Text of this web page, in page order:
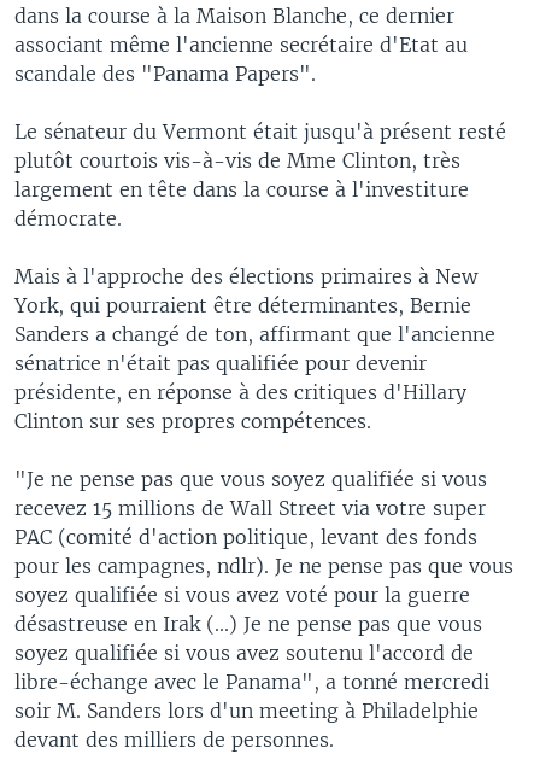
dans la course à la Maison Blanche, ce dernier
associant même l'ancienne secrétaire d'Etat au
scandale des "Panama Papers".
Le sénateur du Vermont était jusqu'à présent resté
plutôt courtois vis-à-vis de Mme Clinton, très
largement en tête dans la course à l'investiture
démocrate.
Mais à l'approche des élections primaires à New
York, qui pourraient être déterminantes, Bernie
Sanders a changé de ton, affirmant que l'ancienne
sénatrice n'était pas qualifiée pour devenir
présidente, en réponse à des critiques d'Hillary
Clinton sur ses propres compétences.
"Je ne pense pas que vous soyez qualifiée si vous
recevez 15 millions de Wall Street via votre super
PAC (comité d'action politique, levant des fonds
pour les campagnes, ndlr). Je ne pense pas que vous
soyez qualifiée si vous avez voté pour la guerre
désastreuse en Irak (...) Je ne pense pas que vous
soyez qualifiée si vous avez soutenu l'accord de
libre-échange avec le Panama", a tonné mercredi
soir M. Sanders lors d'un meeting à Philadelphie
devant des milliers de personnes.